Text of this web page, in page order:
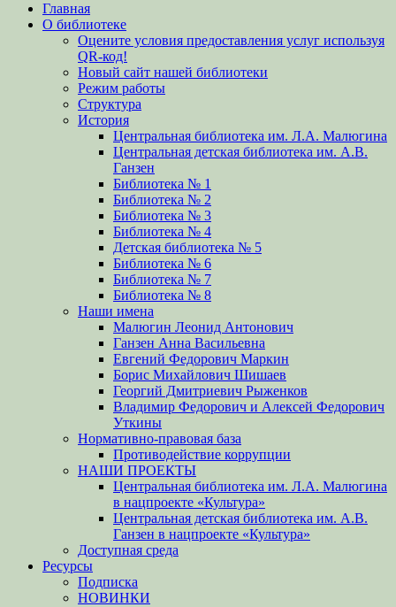
вверх
Главная
О библиотеке
Оцените условия предоставления услуг используя
QR-код!
Новый сайт нашей библиотеки
Режим работы
Структура
История
Центральная библиотека им. Л.А. Малюгина
Центральная детская библиотека им. А.В.
Ганзен
Библиотека № 1
Библиотека № 2
Библиотека № 3
Библиотека № 4
Детская библиотека № 5
Библиотека № 6
Библиотека № 7
Библиотека № 8
Наши имена
Малюгин Леонид Антонович
Ганзен Анна Васильевна
Евгений Федорович Маркин
Борис Михайлович Шишаев
Георгий Дмитриевич Рыженков
Владимир Федорович и Алексей Федорович
Уткины
Нормативно-правовая база
Противодействие коррупции
НАШИ ПРОЕКТЫ
Центральная библиотека им. Л.А. Малюгина
в нацпроекте «Культура»
Центральная детская библиотека им. А.В.
Ганзен в нацпроекте «Культура»
Доступная среда
Ресурсы
Подписка
НОВИНКИ